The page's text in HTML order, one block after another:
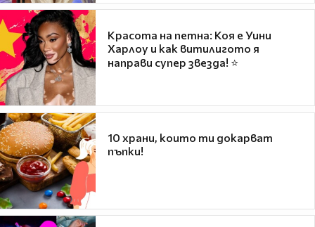
Красота на петна: Коя е Уини
Харлоу и как витилигото я
направи супер звезда! ⭐
10 храни, които ти докарват
пъпки!